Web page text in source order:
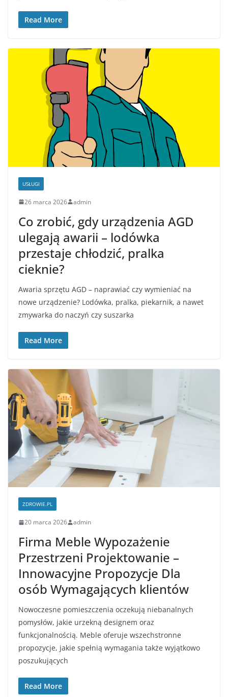
Read More
USŁUGI
26 marca 2026 admin
Co zrobić, gdy urządzenia AGD
ulegają awarii – lodówka
przestaje chłodzić, pralka
cieknie?
Awaria sprzętu AGD – naprawiać czy wymieniać na
nowe urządzenie? Lodówka, pralka, piekarnik, a nawet
zmywarka do naczyń czy suszarka
Read More
ZDROWIE.PL
20 marca 2026 admin
Firma Meble Wypozażenie
Przestrzeni Projektowanie –
Innowacyjne Propozycje Dla
osób Wymagających klientów
Nowoczesne pomieszczenia oczekują niebanalnych
pomysłów, jakie urzekną designem oraz
funkcjonalnością. Meble oferuje wszechstronne
propozycje, jakie spełnią wymagania także wyjątkowo
poszukujących
Read More